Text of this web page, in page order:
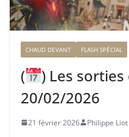
CHAUD DEVANT FLASH SPÉCIAL
(
) Les
20/02/2026
21 février 2026 Philippe Liot